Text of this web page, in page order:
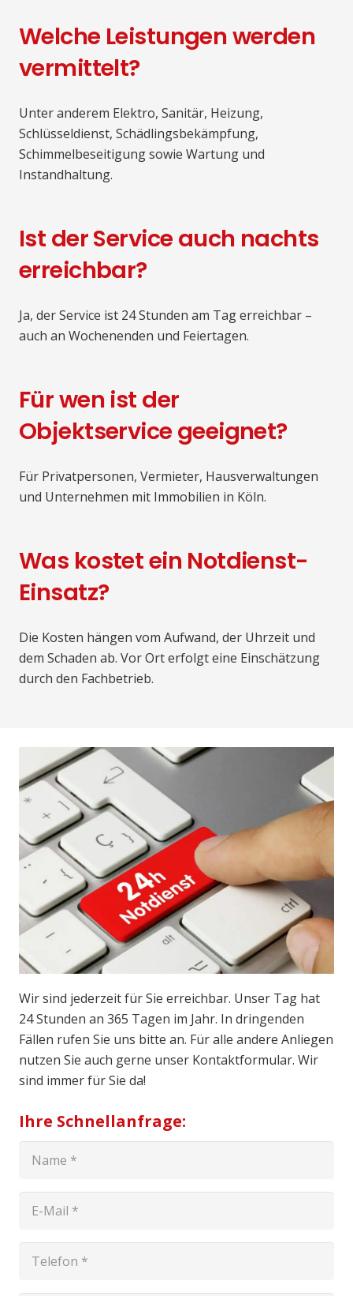
Welche Leistungen werden
vermittelt?
Unter anderem Elektro, Sanitär, Heizung,
Schlüsseldienst, Schädlingsbekämpfung,
Schimmelbeseitigung sowie Wartung und
Instandhaltung.
Ist der Service auch nachts
erreichbar?
Ja, der Service ist 24 Stunden am Tag erreichbar –
auch an Wochenenden und Feiertagen.
Für wen ist der
Objektservice geeignet?
Für Privatpersonen, Vermieter, Hausverwaltungen
und Unternehmen mit Immobilien in Köln.
Was kostet ein Notdienst-
Einsatz?
Die Kosten hängen vom Aufwand, der Uhrzeit und
dem Schaden ab. Vor Ort erfolgt eine Einschätzung
durch den Fachbetrieb.
Wir sind jederzeit für Sie erreichbar. Unser Tag hat
24 Stunden an 365 Tagen im Jahr. In dringenden
Fällen rufen Sie uns bitte an. Für alle andere Anliegen
nutzen Sie auch gerne unser Kontaktformular. Wir
sind immer für Sie da!
Ihre Schnellanfrage: